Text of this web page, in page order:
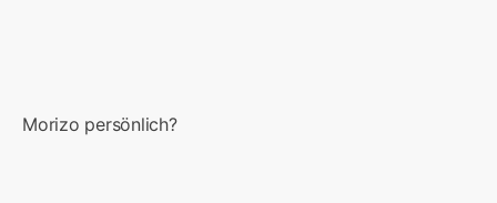
Morizo persönlich?